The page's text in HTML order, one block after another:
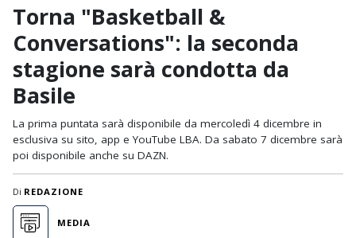
Torna "Basketball &
Conversations": la seconda
stagione sarà condotta da
Basile
La prima puntata sarà disponibile da mercoledì 4 dicembre in
esclusiva su sito, app e YouTube LBA. Da sabato 7 dicembre sarà
poi disponibile anche su DAZN.
Di REDAZIONE
MEDIA